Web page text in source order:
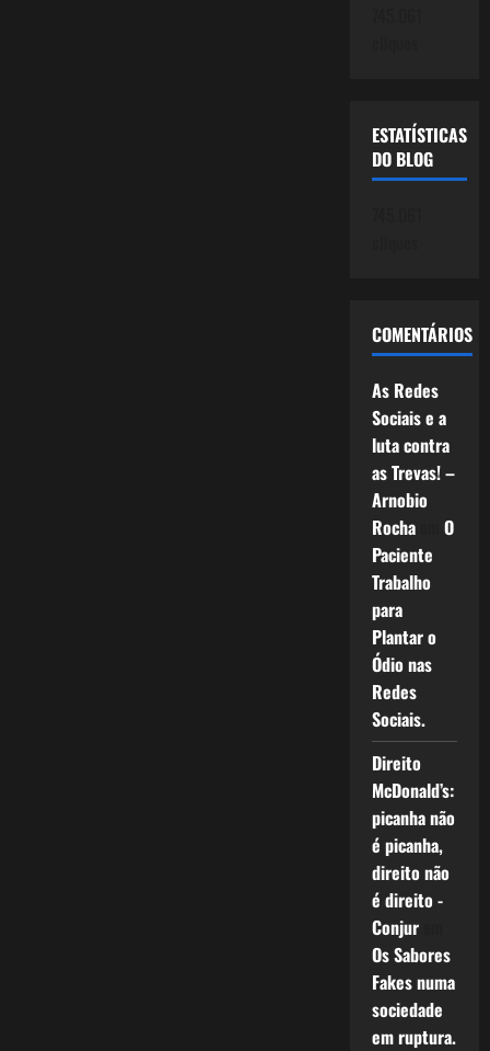
ESTATÍSTICAS
DO BLOG
COMENTÁRIOS
As Redes
Sociais e a
luta contra
as Trevas! –
Arnobio
Rochaem O
Paciente
Trabalho
para
Plantar o
Ódio nas
Redes
Sociais.
Direito
McDonald’s:
picanha não
é picanha,
direito não
é direito -
Conjurem
Os Sabores
Fakes numa
sociedade
em ruptura.